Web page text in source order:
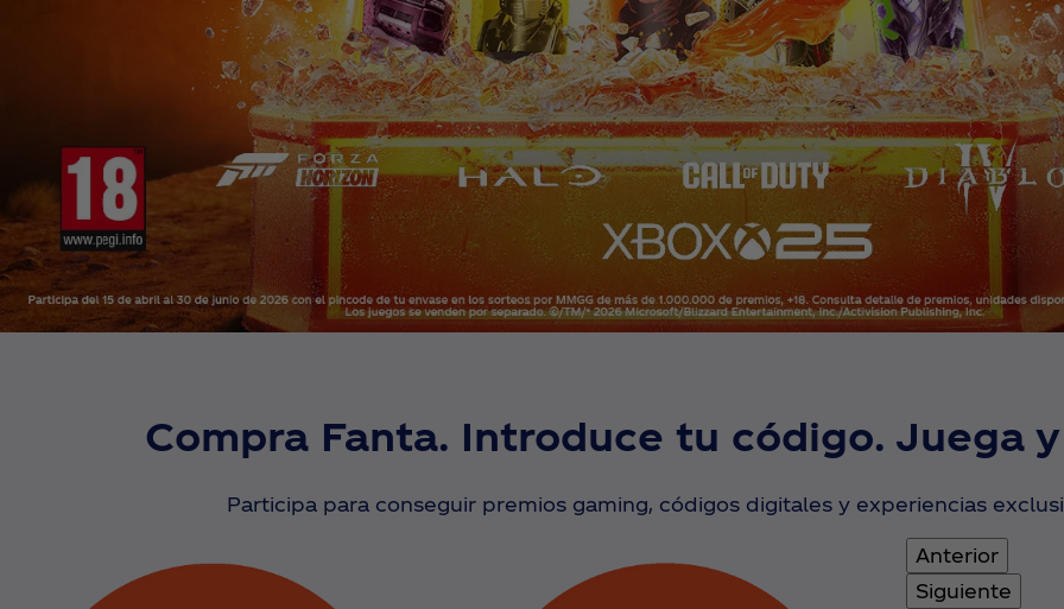
Compra Fanta. Introduce tu código. Juega
Participa para conseguir premios gaming, códigos digitales y experiencias
Anterior
Siguiente